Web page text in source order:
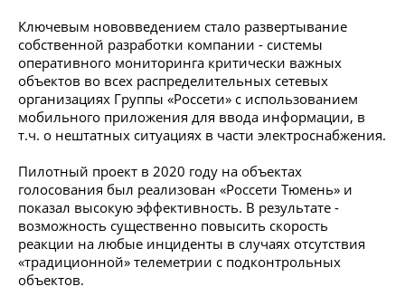
Ключевым нововведением стало развертывание
собственной разработки компании - системы
оперативного мониторинга критически важных
объектов во всех распределительных сетевых
организациях Группы «Россети» с использованием
мобильного приложения для ввода информации, в
т.ч. о нештатных ситуациях в части электроснабжения.
Пилотный проект в 2020 году на объектах
голосования был реализован «Россети Тюмень» и
показал высокую эффективность. В результате -
возможность существенно повысить скорость
реакции на любые инциденты в случаях отсутствия
«традиционной» телеметрии с подконтрольных
объектов.